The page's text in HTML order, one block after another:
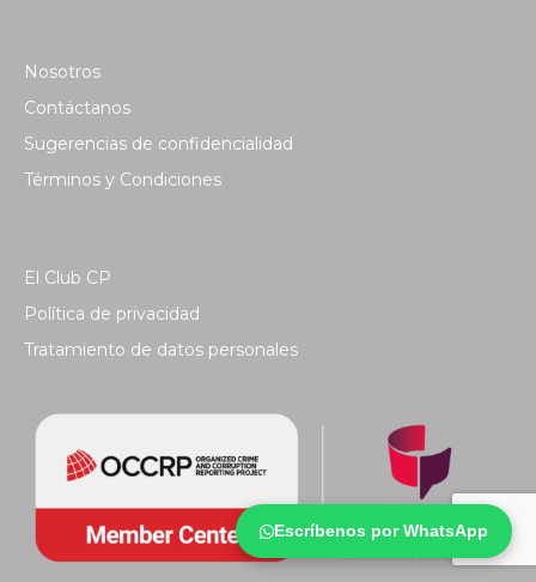
Escríbenos por WhatsApp
Nosotros
Contáctanos
Sugerencias de confidencialidad
Términos y Condiciones
El Club CP
Política de privacidad
Tratamiento de datos personales